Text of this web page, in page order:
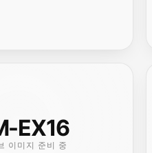
EX16
이미지 준비 중